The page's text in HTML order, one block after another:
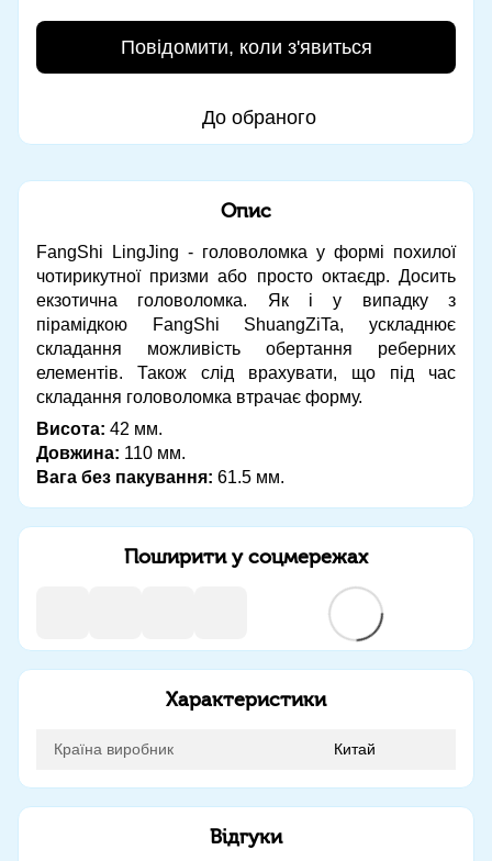
Повідомити, коли з'явиться
До обраного
Опис
FangShi LingJing - головоломка у формі похилої
чотирикутної призми або просто октаєдр. Досить
екзотична головоломка. Як і у випадку з
пірамідкою FangShi ShuangZiTa, ускладнює
складання можливість обертання реберних
елементів. Також слід врахувати, що під час
складання головоломка втрачає форму.
Висота: 42 мм.
Довжина: 110 мм.
Вага без пакування: 61.5 мм.
Поширити у соцмережах
Характеристики
Країна виробник Китай
Відгуки